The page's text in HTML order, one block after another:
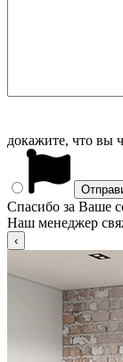
докажите, что вы
Спасибо за Ваше
Наш менеджер